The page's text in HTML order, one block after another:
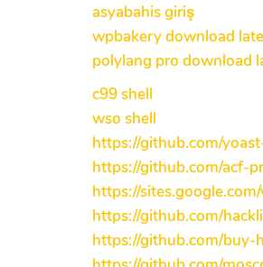
asyabahis giriş
wpbakery download
polylang pro download
c99 shell
wso shell
https://github.com/
https://github.com/acf-
https://
https://github.com/
https://github.com/buy-